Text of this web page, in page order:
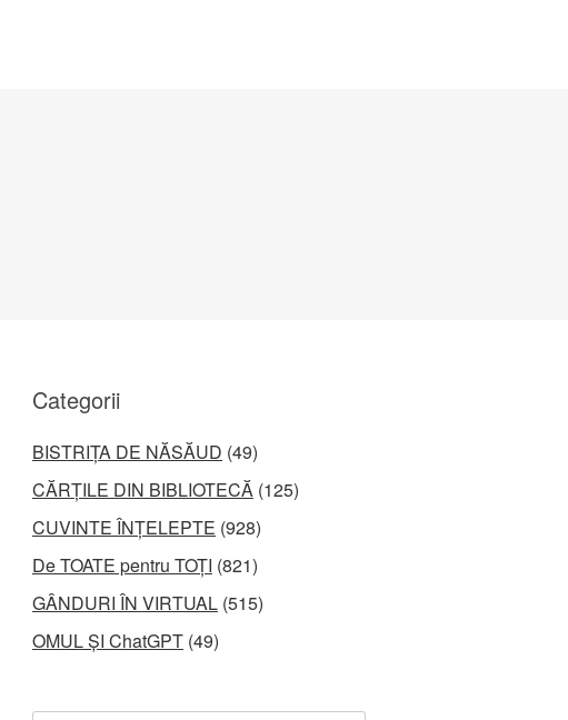
Categorii
BISTRIȚA DE NĂSĂUD (49)
CĂRȚILE DIN BIBLIOTECĂ (125)
CUVINTE ÎNȚELEPTE (928)
De TOATE pentru TOȚI (821)
GÂNDURI ÎN VIRTUAL (515)
OMUL ȘI ChatGPT (49)